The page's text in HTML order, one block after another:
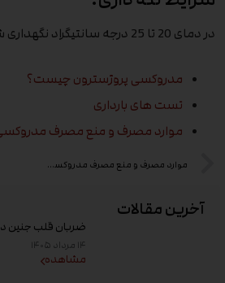
آخرین مقالات
ضربان قلب جنین
هفته‌ای دیده
۱۴ مرداد ۱۴۰۵
مشاهده
در دمای 20 تا 25 درجه سانتیگراد نگهداری شود.
مدروکسی پروژسترون چیست؟
تست های بارداری
موارد مصرف و منع مصرف
موارد مصرف و منع مصرف مدروکسی پروژسترون – بخش اول